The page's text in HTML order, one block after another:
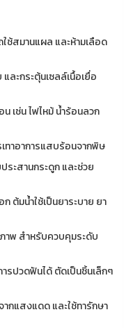
ใช้สมานแผล และห้ามเลือด
กระตุ้นเซลล์เนื้อเยื่อ
น ไฟไหม้ น้ำร้อนลวก
อาการแสบร้อนจากพิษ
านกระดูก และช่วย
น้ำใช้เป็นยาระบาย ยา
สำหรับควบคุมระดับ
วดฟันได้ ตัดเป็นชิ้นเล็กๆ
สงแดด และใช้ทารักษา